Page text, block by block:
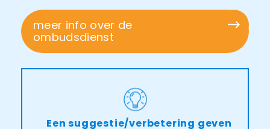
meer info over de
ombudsdienst
Een suggestie/verbetering geven